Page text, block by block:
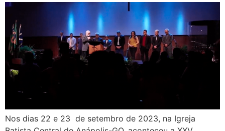
Nos dias 22 e 23 de setembro de 2023, na Igreja